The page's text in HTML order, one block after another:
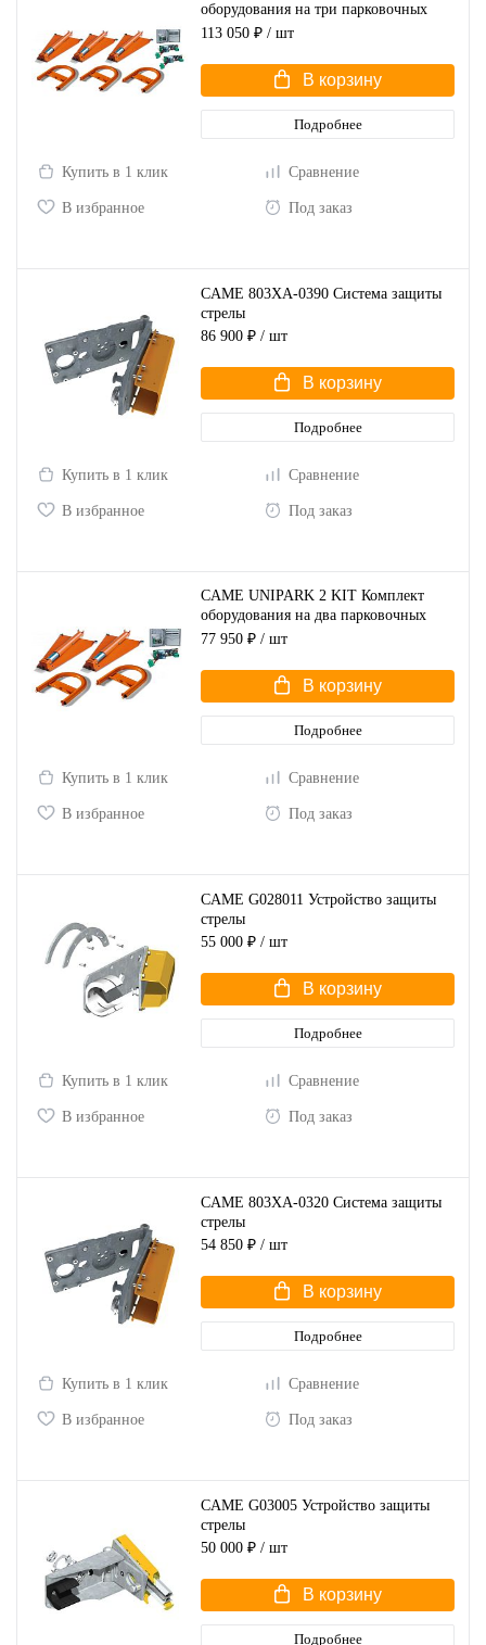
оборудования на три парковочных
места
113 050 ₽ / шт
В корзину
Подробнее
Купить в 1 клик Сравнение
В избранное Под заказ
CAME 803XA-0390 Система защиты
стрелы
86 900 ₽ / шт
В корзину
Подробнее
Купить в 1 клик Сравнение
В избранное Под заказ
CAME UNIPARK 2 KIT Комплект
оборудования на два парковочных
места
77 950 ₽ / шт
В корзину
Подробнее
Купить в 1 клик Сравнение
В избранное Под заказ
CAME G028011 Устройство защиты
стрелы
55 000 ₽ / шт
В корзину
Подробнее
Купить в 1 клик Сравнение
В избранное Под заказ
CAME 803XA-0320 Система защиты
стрелы
54 850 ₽ / шт
В корзину
Подробнее
Купить в 1 клик Сравнение
В избранное Под заказ
CAME G03005 Устройство защиты
стрелы
50 000 ₽ / шт
В корзину
Подробнее